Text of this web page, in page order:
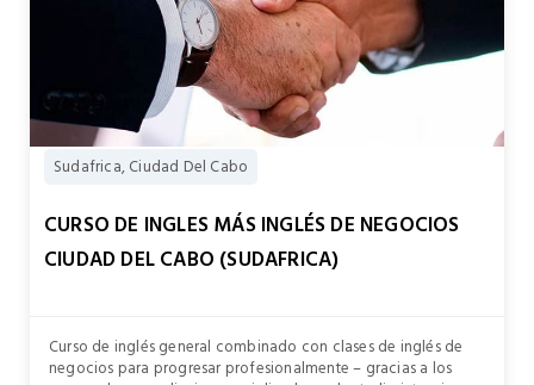
Sudafrica, Ciudad Del Cabo
CURSO DE INGLES MÁS INGLÉS DE NEGOCIOS
CIUDAD DEL CABO (SUDAFRICA)
Curso de inglés general combinado con clases de inglés de
negocios para progresar profesionalmente – gracias a los